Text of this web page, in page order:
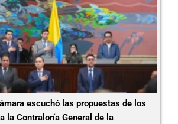
escuchó las propuestas de los
la Contraloría General de la